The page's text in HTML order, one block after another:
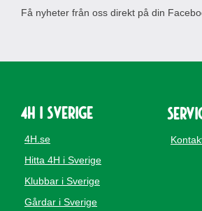
Få nyheter från oss direkt på din
4H i Sverige
4H.se
Hitta 4H i Sverige
Klubbar i Sverige
Gårdar i Sverige